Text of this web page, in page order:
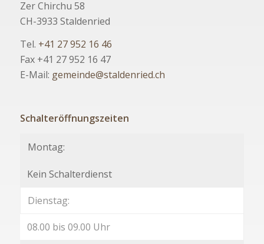
Zer Chirchu 58
CH-3933 Staldenried
Tel. +41 27 952 16 46
Fax +41 27 952 16 47
E-Mail: gemeinde@staldenried.ch
Schalteröffnungszeiten
Montag:
Kein Schalterdienst
Dienstag:
08.00 bis 09.00 Uhr